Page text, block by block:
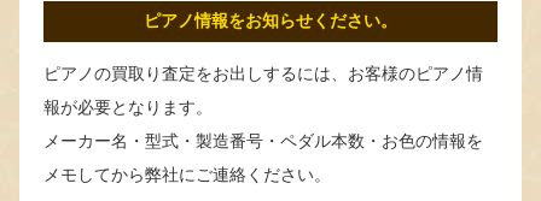
ピアノ情報をお知らせください。
ピアノの買取り査定をお出しするには、お客様のピアノ情
報が必要となります。
メーカー名・型式・製造番号・ペダル本数・お色の情報を
メモしてから弊社にご連絡ください。